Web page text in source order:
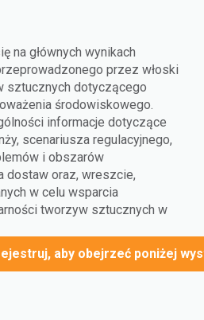
na głównych wynikach
przez włoski
sztucznych dotyczącego
środowiskowego.
informacje dotyczące
scenariusza regulacyjnego,
i obszarów
dostaw oraz, wreszcie,
w celu wsparcia
tworzyw sztucznych w
aby obejrzeć poniżej